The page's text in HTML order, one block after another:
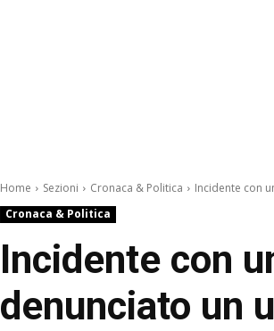
Home Sezioni Cronaca & Politica
Incidente con
Cronaca & Politica
Incidente con
denunciato un